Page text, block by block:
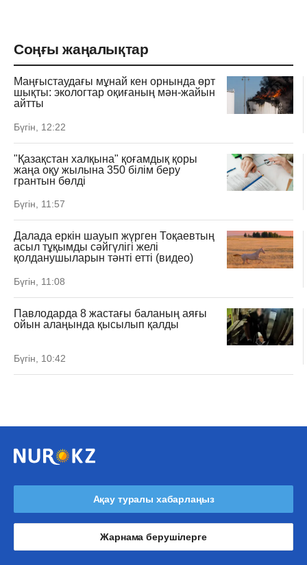
Соңғы жаңалықтар
Маңғыстаудағы мұнай кен орнында өрт
шықты: экологтар оқиғаның мән-жайын
айтты
Бүгін, 12:22
"Қазақстан халқына" қоғамдық қоры
жаңа оқу жылына 350 білім беру
грантын бөлді
Бүгін, 11:57
Далада еркін шауып жүрген Тоқаевтың
асыл тұқымды сәйгүлігі желі
қолданушыларын тәнті етті (видео)
Бүгін, 11:08
Павлодарда 8 жастағы баланың аяғы
ойын алаңында қысылып қалды
Бүгін, 10:42
Ақау туралы хабарлаңыз
Жарнама берушілерге